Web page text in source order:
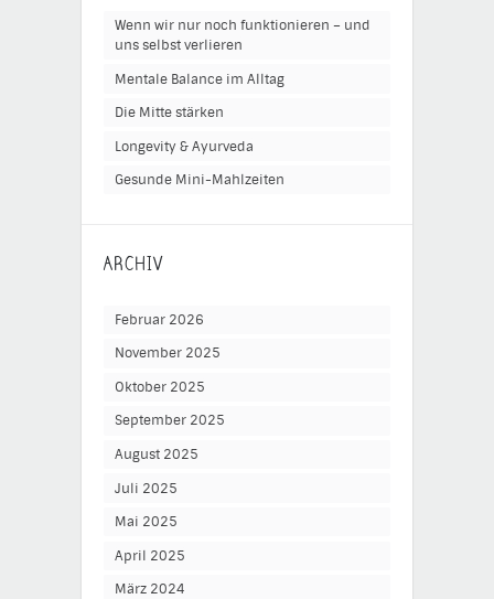
Wenn wir nur noch funktionieren – und
uns selbst verlieren
Mentale Balance im Alltag
Die Mitte stärken
Longevity & Ayurveda
Gesunde Mini-Mahlzeiten
ARCHIV
Februar 2026
November 2025
Oktober 2025
September 2025
August 2025
Juli 2025
Mai 2025
April 2025
März 2024